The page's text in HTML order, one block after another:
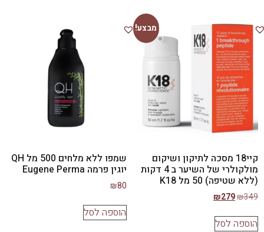
מבצע!
קיי18 מסכה לתיקון ושיקום
מולקולרי של השיער ב 4 דקות
(ללא שטיפה) 50 מל K18
₪349
₪279
הוספה לסל
שמפו ללא מלחים 500 מל QH
יוגין פרמה Eugene Perma
₪80
הוספה לסל